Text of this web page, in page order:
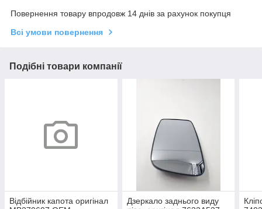
Повернення товару впродовж 14 днів за рахунок покупця
Всі умови повернення
Подібні товари компанії
Відбійник капота оригінал
Дзеркало заднього виду